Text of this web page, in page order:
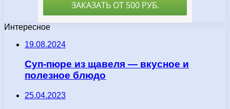
Интересное
19.08.2024
Суп-пюре из щавеля — вкусное и
полезное блюдо
25.04.2023